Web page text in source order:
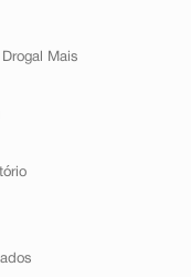
Mais